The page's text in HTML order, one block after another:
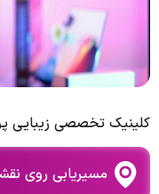
کلینیک تخصصی زیبایی
مسیریابی روی